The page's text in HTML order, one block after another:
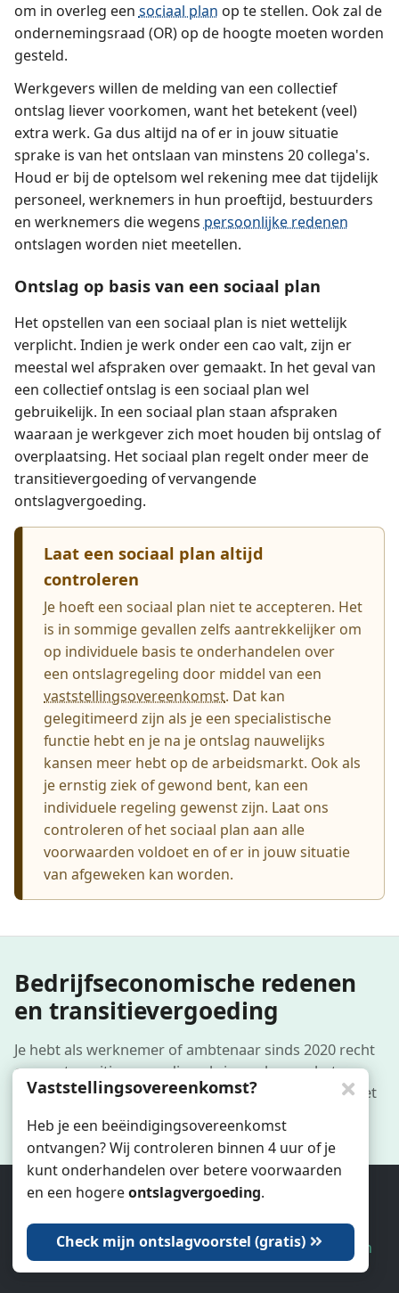
om in overleg een sociaal plan op te stellen. Ook zal de
ondernemingsraad (OR) op de hoogte moeten worden
gesteld.
Werkgevers willen de melding van een collectief
ontslag liever voorkomen, want het betekent (veel)
extra werk. Ga dus altijd na of er in jouw situatie
sprake is van het ontslaan van minstens 20 collega's.
Houd er bij de optelsom wel rekening mee dat tijdelijk
personeel, werknemers in hun proeftijd, bestuurders
en werknemers die wegens persoonlijke redenen
ontslagen worden niet meetellen.
Ontslag op basis van een sociaal plan
Het opstellen van een sociaal plan is niet wettelijk
verplicht. Indien je werk onder een cao valt, zijn er
meestal wel afspraken over gemaakt. In het geval van
een collectief ontslag is een sociaal plan wel
gebruikelijk. In een sociaal plan staan afspraken
waaraan je werkgever zich moet houden bij ontslag of
overplaatsing. Het sociaal plan regelt onder meer de
transitievergoeding of vervangende
ontslagvergoeding.
Laat een sociaal plan altijd
controleren
Je hoeft een sociaal plan niet te accepteren. Het
is in sommige gevallen zelfs aantrekkelijker om
op individuele basis te onderhandelen over
een ontslagregeling door middel van een
vaststellings­overeenkomst. Dat kan
gelegitimeerd zijn als je een specialistische
functie hebt en je na je ontslag nauwelijks
kansen meer hebt op de arbeidsmarkt. Ook als
je ernstig ziek of gewond bent, kan een
individuele regeling gewenst zijn. Laat ons
controleren of het sociaal plan aan alle
voorwaarden voldoet en of er in jouw situatie
van afgeweken kan worden.
Bedrijfseconomische redenen
en transitievergoeding
Je hebt als werknemer of ambtenaar sinds 2020 recht
op een transitievergoeding als je werkgever het
initiatief tot ontslag neemt óf je tijdelijke contract niet
geven op een gedeeltelijke transitievergoeding.
De
Ook wij gebruiken cookies.
Laat me kiezen
Dat is oké
Vaststellingsovereenkomst?
Heb je een beëindigingsovereenkomst
ontvangen? Wij controleren binnen 4 uur of je
kunt onderhandelen over betere voorwaarden
en een hogereontslagvergoeding.
Check mijn ontslagvoorstel (gratis)